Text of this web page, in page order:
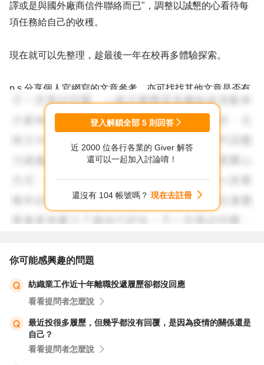
譯或是與國外廠商信件聯絡而已"，調整以誠懇的心看待每
項任務給自己的收穫。
現在就可以先整理，趁最後一年在校再多體驗探索。
p.s.分享個人官網寫的文章參考，亦可找找其他文章是否有
https://brandmarketingcareer.com/%e5%9c%a8%e5%ad%
b8%e5%a6%82%e4%bd%95%e3%80%8c%e9%a4%8a%
登入解鎖全部 5 則回答
近 2000 位各行各業的 Giver 解答
還可以一起加入討論唷！
還沒有 104 帳號嗎？ 現在去註冊
你可能感興趣的問題
紡織業工作近十年離職投遞履歷卻都沒回應
看看提問者怎麼說
最近投很多履歷，但幾乎都沒有回覆，是因為疫情的關係還是
自己？
看看提問者怎麼說